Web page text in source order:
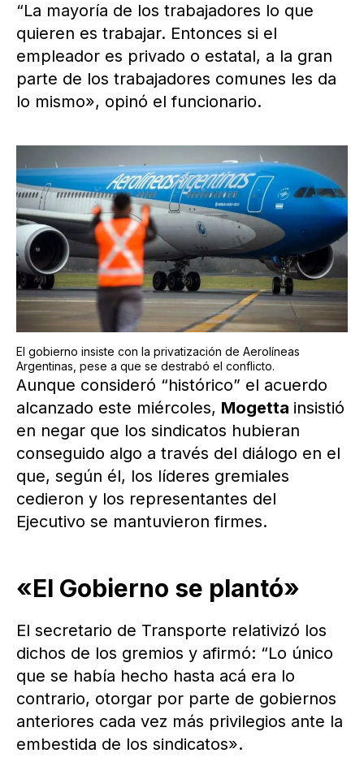
“La mayoría de los trabajadores lo que
quieren es trabajar. Entonces si el
empleador es privado o estatal, a la gran
parte de los trabajadores comunes les da
lo mismo», opinó el funcionario.
El gobierno insiste con la privatización de Aerolíneas
Argentinas, pese a que se destrabó el conflicto.
Aunque consideró “histórico” el acuerdo
alcanzado este miércoles, Mogetta insistió
en negar que los sindicatos hubieran
conseguido algo a través del diálogo en el
que, según él, los líderes gremiales
cedieron y los representantes del
Ejecutivo se mantuvieron firmes.
«El Gobierno se plantó»
El secretario de Transporte relativizó los
dichos de los gremios y afirmó: “Lo único
que se había hecho hasta acá era lo
contrario, otorgar por parte de gobiernos
anteriores cada vez más privilegios ante la
embestida de los sindicatos».